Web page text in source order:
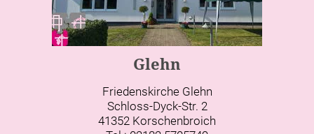
Glehn
Friedenskirche Glehn
Schloss-Dyck-Str. 2
41352 Korschenbroich